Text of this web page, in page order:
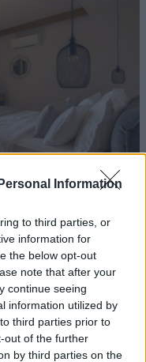
Information
to third parties, or
information for
the below opt-out
note that after your
continue seeing
information utilized by
third parties prior to
out of the further
by third parties on the
ψυγείο, φούρνο
τηλεόραση,
και ιδιωτικό